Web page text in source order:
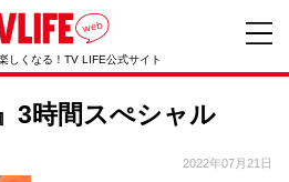
しくなる！TV LIFE公式サイト
3時間スぺシャル
2022年07月21日